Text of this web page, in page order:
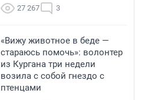
27 267 3
«Вижу животное в беде —
стараюсь помочь»: волонтер
из Кургана три недели
возила с собой гнездо с
птенцами